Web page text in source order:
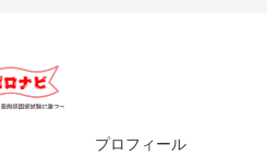
プロフィール